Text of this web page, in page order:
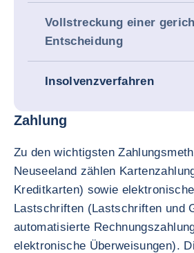
Vollstreckung einer
Entscheidung
Insolvenzverfahren
Zahlung
Zu den wichtigsten
Neuseeland zählen
Kreditkarten) sowie
Lastschriften (Lastschriften und
automatisierte
elektronische Überweisungen).